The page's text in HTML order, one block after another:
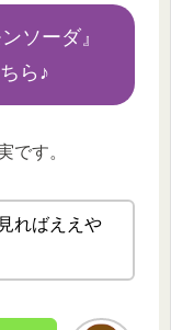
ソーダ』
ら♪
です。
ればええや